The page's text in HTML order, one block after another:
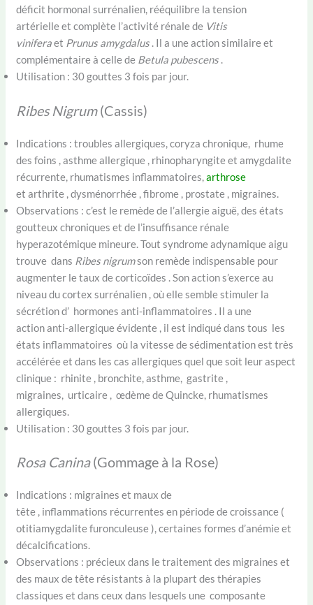
déficit hormonal surrénalien, rééquilibre la tension
artérielle et complète l’activité rénale de Vitis
viniferaet Prunus amygdalus . Il a une action similaire et
complémentaire à celle de Betula pubescens .
Utilisation : 30 gouttes 3 fois par jour.
Ribes Nigrum(Cassis)
Indications : troubles allergiques, coryza chronique, rhume
des foins , asthme allergique , rhinopharyngite et amygdalite
récurrente, rhumatismes inflammatoires,arthrose
et arthrite , dysménorrhée , fibrome , prostate , migraines.
Observations : c’est le remède de l’allergie aiguë, des états
goutteux chroniques et de l’insuffisance rénale
hyperazotémique mineure. Tout syndrome adynamique aigu
trouve dans Ribes nigrumson remède indispensable pour
augmenter le taux de corticoïdes . Son action s’exerce au
niveau du cortex surrénalien , où elle semble stimuler la
sécrétion d’ hormones anti-inflammatoires . Il a une
action anti-allergique évidente , il est indiqué dans tous les
états inflammatoires où la vitesse de sédimentation est très
accélérée et dans les cas allergiques quel que soit leur aspect
clinique : rhinite , bronchite, asthme, gastrite ,
migraines, urticaire , œdème de Quincke, rhumatismes
allergiques.
Utilisation : 30 gouttes 3 fois par jour.
Rosa Canina(Gommage à la Rose)
Indications : migraines et maux de
tête , inflammations récurrentes en période de croissance (
otitiamygdalite furonculeuse ), certaines formes d’anémie et
décalcifications.
Observations : précieux dans le traitement des migraines et
des maux de tête résistants à la plupart des thérapies
classiques et dans ceux dans lesquels une composante